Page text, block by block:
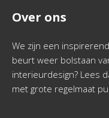
Over ons
We zijn een
beurt weer bolstaan
interieurdesign? Lees
met grote regelmaat